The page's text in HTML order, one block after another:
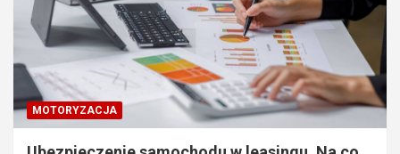
MOTORYZACJA